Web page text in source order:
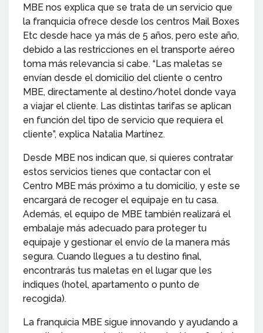
MBE nos explica que se trata de un servicio que
la franquicia ofrece desde los centros Mail Boxes
Etc desde hace ya más de 5 años, pero este año,
debido a las restricciones en el transporte aéreo
toma más relevancia si cabe. “Las maletas se
envían desde el domicilio del cliente o centro
MBE, directamente al destino/hotel donde vaya
a viajar el cliente. Las distintas tarifas se aplican
en función del tipo de servicio que requiera el
cliente”, explica Natalia Martínez.
Desde MBE nos indican que, si quieres contratar
estos servicios tienes que contactar con el
Centro MBE más próximo a tu domicilio, y este se
encargará de recoger el equipaje en tu casa.
Además, el equipo de MBE también realizará el
embalaje más adecuado para proteger tu
equipaje y gestionar el envío de la manera más
segura. Cuando llegues a tu destino final,
encontrarás tus maletas en el lugar que les
indiques (hotel, apartamento o punto de
recogida).
La franquicia MBE sigue innovando y ayudando a